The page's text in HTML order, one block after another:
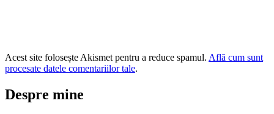
Acest site folosește Akismet pentru a reduce spamul. Află cum sunt
procesate datele comentariilor tale.
Despre mine